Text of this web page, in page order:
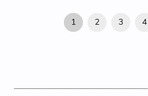
1 2 3 4